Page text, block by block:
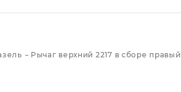
Рычаг верхний 2217 в сборе правый